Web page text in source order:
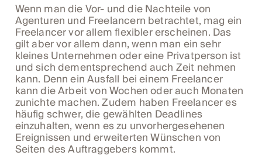
Wenn man die Vor- und die Nachteile von
Agenturen und Freelancern betrachtet, mag ein
Freelancer vor allem flexibler erscheinen. Das
gilt aber vor allem dann, wenn man ein sehr
kleines Unternehmen oder eine Privatperson ist
und sich dementsprechend auch Zeit nehmen
kann. Denn ein Ausfall bei einem Freelancer
kann die Arbeit von Wochen oder auch Monaten
zunichte machen. Zudem haben Freelancer es
häufig schwer, die gewählten Deadlines
einzuhalten, wenn es zu unvorhergesehenen
Ereignissen und erweiterten Wünschen von
Seiten des Auftraggebers kommt.